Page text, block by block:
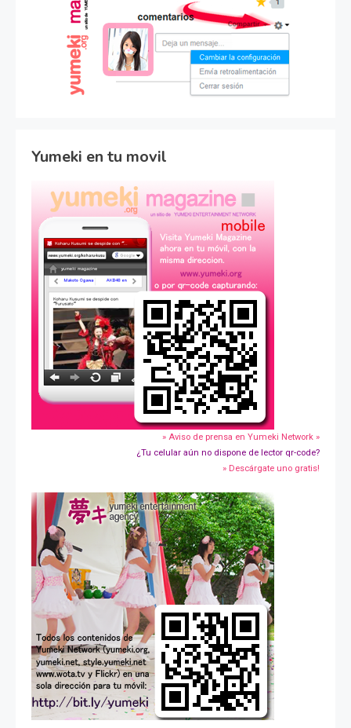
Yumeki en tu movil
» Aviso de prensa en Yumeki Network »
¿Tu celular aún no dispone de lector qr-code?
» Descárgate uno gratis!